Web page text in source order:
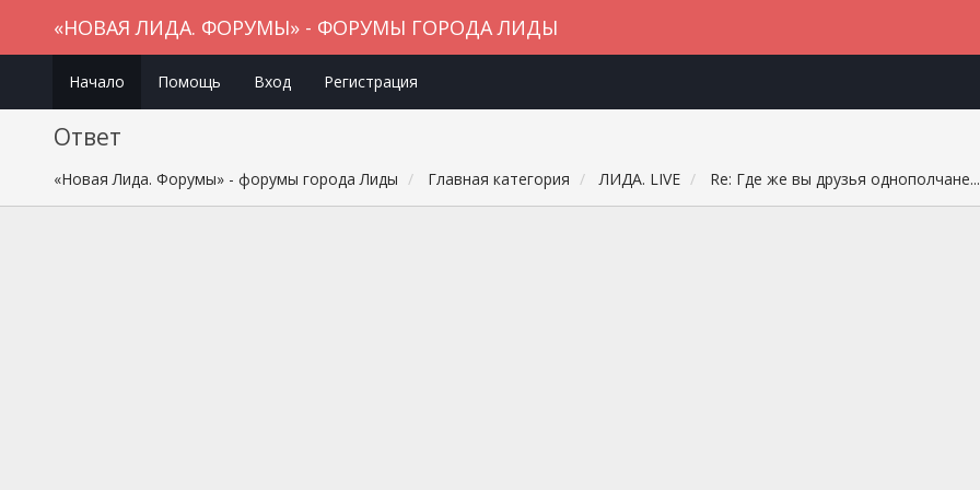
«НОВАЯ ЛИДА. ФОРУМЫ» - ФОРУМЫ ГОРОДА ЛИДЫ
Начало Помощь Вход Регистрация
Ответ
«Новая Лида. Форумы» - форумы города Лиды Главная категория ЛИДА. LIVE Re: Где же вы друзья